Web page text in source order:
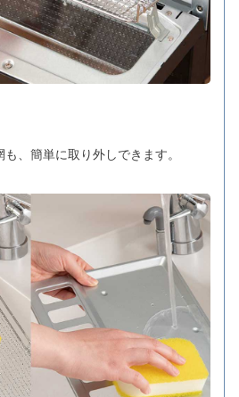
、簡単に取り外しできます。